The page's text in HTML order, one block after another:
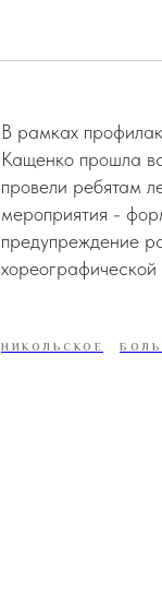
В рамках
Кащенко прошла
провели ребятам
мероприятия -
предупреждение
НИКОЛЬСКОЕ